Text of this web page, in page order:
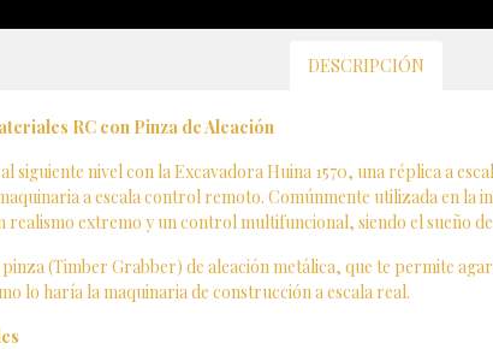
DESCRIPCIÓN
RC con Pinza de Aleación
siguiente nivel con la Excavadora Huina 1570, una réplica a
a escala control remoto. Comúnmente utilizada en la
realismo extremo y un control multifuncional, siendo el sueño
(Timber Grabber) de aleación metálica, que te permite
lo haría la maquinaria de construcción a escala real.